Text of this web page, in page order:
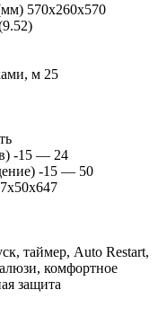
570x260x570
м 25
-15 — 24
-15 — 50
таймер, Auto Restart,
комфортное
защита